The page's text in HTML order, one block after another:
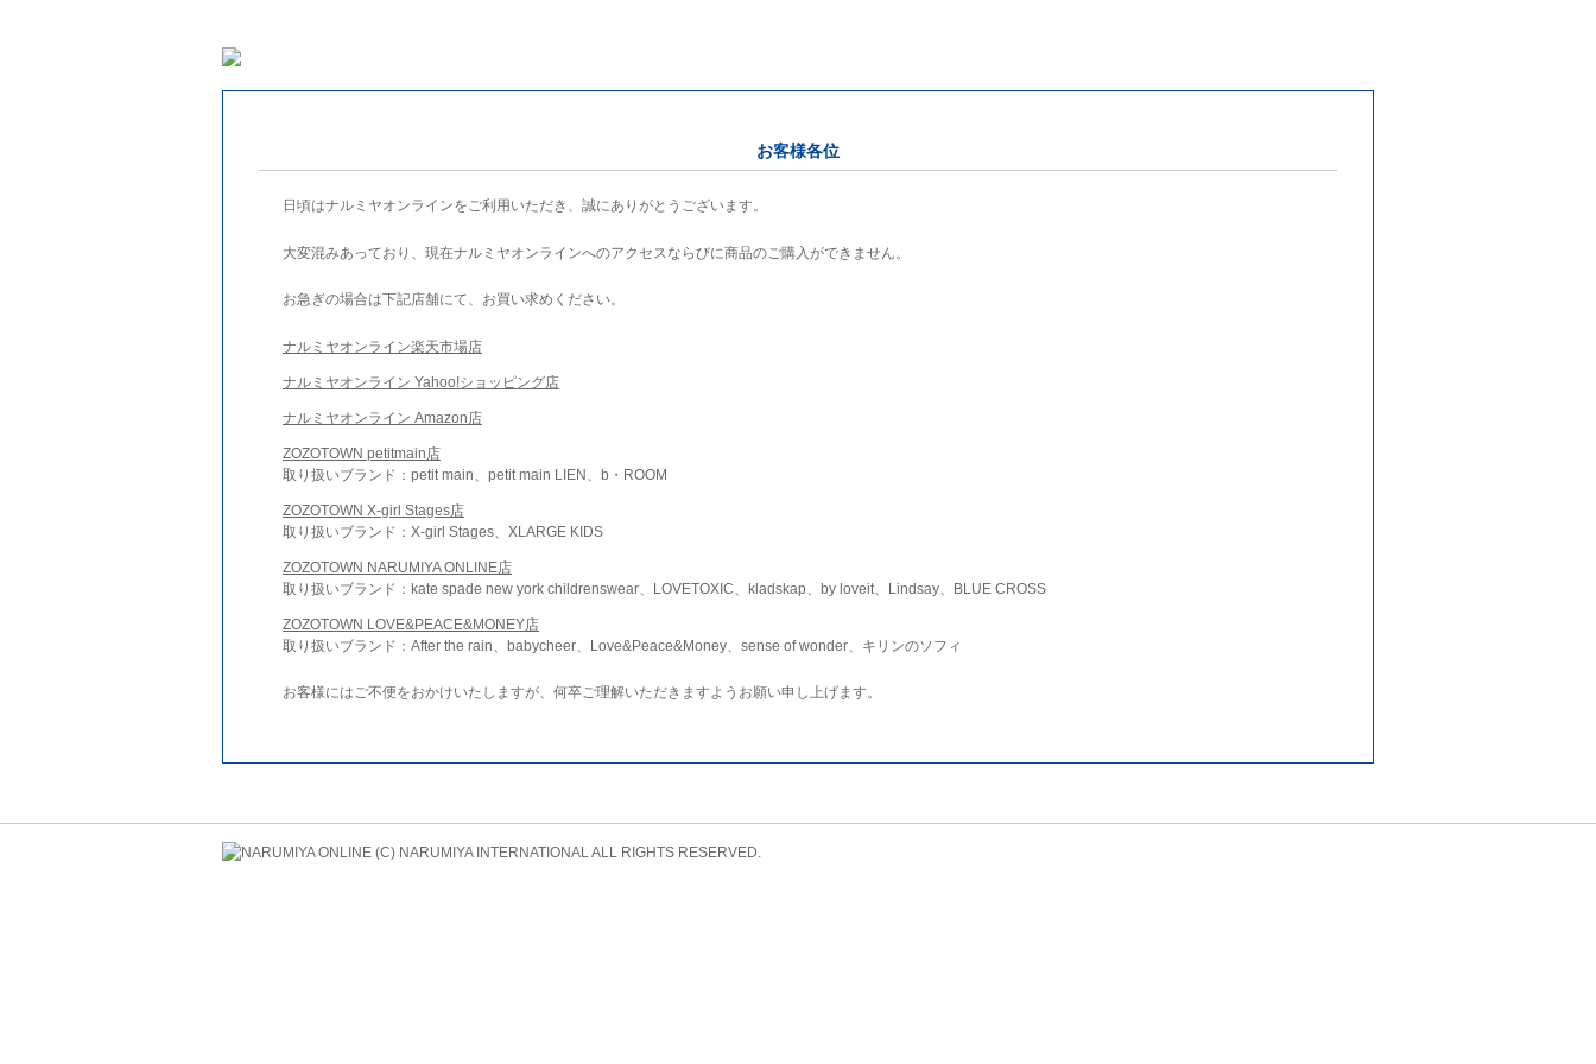
お客様各位
日頃はナルミヤオンラインをご利用いただき、誠にありがとうございます。
大変混みあっており、現在ナルミヤオンラインへのアクセスならびに商品のご購入ができません。
お急ぎの場合は下記店舗にて、お買い求めください。
ナルミヤオンライン楽天市場店
ナルミヤオンライン Yahoo!ショッピング店
ナルミヤオンライン Amazon店
ZOZOTOWN petitmain店
取り扱いブランド：petit main、petit main LIEN、b・ROOM
ZOZOTOWN X-girl Stages店
取り扱いブランド：X-girl Stages、XLARGE KIDS
ZOZOTOWN NARUMIYA ONLINE店
取り扱いブランド：kate spade new york childrenswear、LOVETOXIC、kladskap、by loveit、Lindsay、BLUE CROSS
ZOZOTOWN LOVE&PEACE&MONEY店
取り扱いブランド：After the rain、babycheer、Love&Peace&Money、sense of wonder、キリンのソフィ
お客様にはご不便をおかけいたしますが、何卒ご理解いただきますようお願い申し上げます。